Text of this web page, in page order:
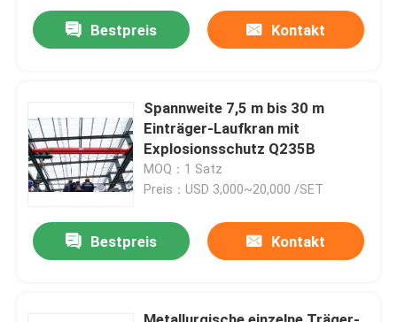
Bestpreis Kontakt
Spannweite 7,5 m bis 30 m
Einträger-Laufkran mit
Explosionsschutz Q235B
MOQ：1 Satz
Preis：USD 3,000~20,000 /SET
Bestpreis Kontakt